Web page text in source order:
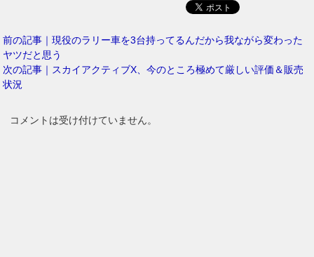
前の記事｜現役のラリー車を3台持ってるんだから我ながら変わった
ヤツだと思う
次の記事｜スカイアクティブX、今のところ極めて厳しい評価＆販売
状況
コメントは受け付けていません。